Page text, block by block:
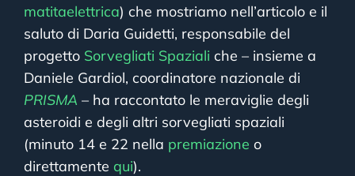
matitaelettrica) che mostriamo nell’articolo e il
saluto di Daria Guidetti, responsabile del
progetto Sorvegliati Spaziali che – insieme a
Daniele Gardiol, coordinatore nazionale di
PRISMA – ha raccontato le meraviglie degli
asteroidi e degli altri sorvegliati spaziali
(minuto 14 e 22 nella premiazione o
direttamente qui).